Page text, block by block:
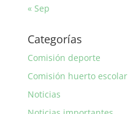
« Sep
Categorías
Comisión deporte
Comisión huerto escolar
Noticias